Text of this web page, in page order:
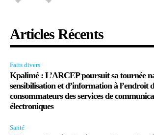
Articles Récents
Faits divers
Kpalimé : L’ARCEP poursuit sa tournée
sensibilisation et d’information à l’endroit
consommateurs des services de
électroniques
Santé